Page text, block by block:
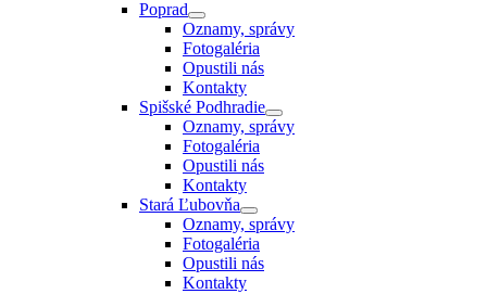
Poprad
Oznamy, správy
Fotogaléria
Opustili nás
Kontakty
Spišské Podhradie
Oznamy, správy
Fotogaléria
Opustili nás
Kontakty
Stará Ľubovňa
Oznamy, správy
Fotogaléria
Opustili nás
Kontakty